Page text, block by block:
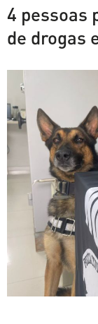
4 pessoas
de drogas